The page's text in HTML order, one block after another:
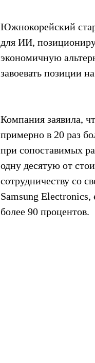
Южнокорейский
для ИИ,
экономичную
завоевать позиции
Компания заявила,
примерно в 20 раз
при сопоставимых
одну десятую от
сотрудничеству со
Samsung Electronics,
более 90 процентов.